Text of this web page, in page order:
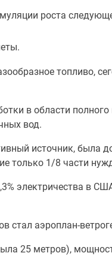
роста
топливо,
в области
вод.
источник,
только 1/8 части
электричества в
стал аэроплан-
25 метров),